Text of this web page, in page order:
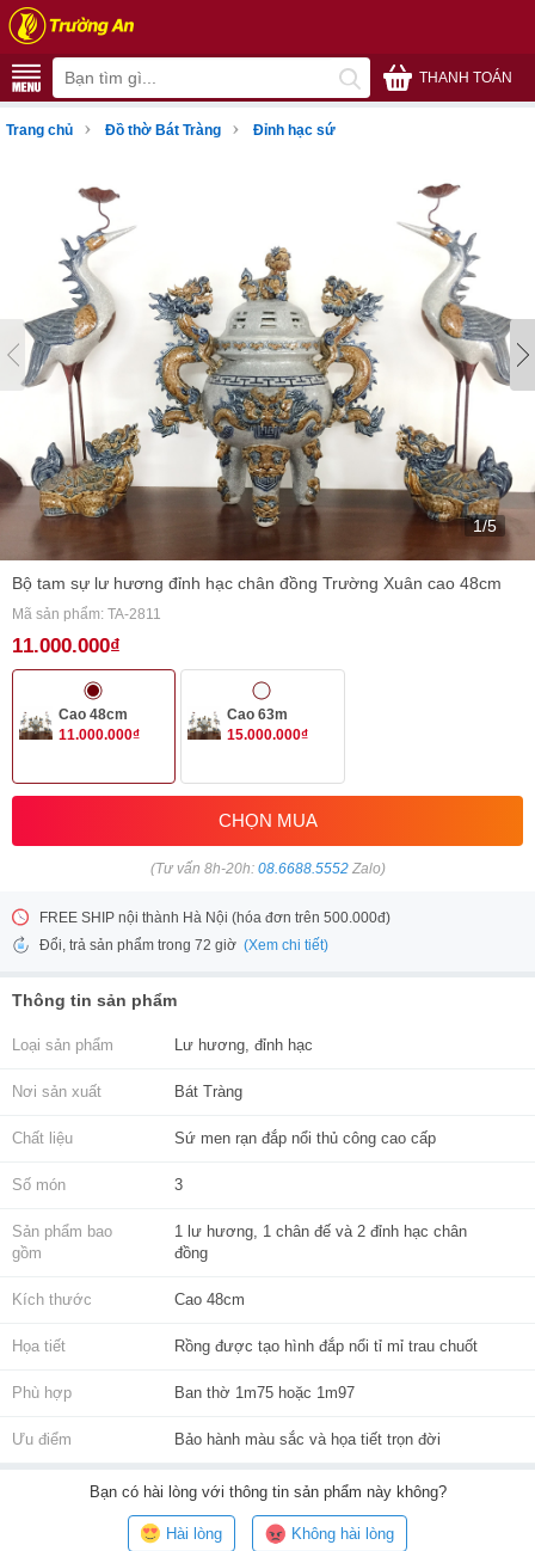
THANH TOÁN
Trang chủ › Đồ thờ Bát Tràng › Đỉnh hạc sứ
1/5
Bộ tam sự lư hương đỉnh hạc chân đồng Trường Xuân cao 48cm
Mã sản phẩm: TA-2811
11.000.000₫
Cao 48cm
11.000.000₫
Cao 63m
15.000.000₫
CHỌN MUA
(Tư vấn 8h-20h: 08.6688.5552Zalo)
FREE SHIP nội thành Hà Nội (hóa đơn trên 500.000đ)
Đổi, trả sản phẩm trong 72 giờ (Xem chi tiết)
Thông tin sản phẩm
Loại sản phẩm Lư hương, đỉnh hạc
Nơi sản xuất Bát Tràng
Chất liệu Sứ men rạn đắp nổi thủ công cao cấp
Số món 3
Sản phẩm bao
gồm
1 lư hương, 1 chân đế và 2 đỉnh hạc chân
đồng
Kích thước Cao 48cm
Họa tiết Rồng được tạo hình đắp nổi tỉ mỉ trau chuốt
Phù hợp Ban thờ 1m75 hoặc 1m97
Ưu điểm Bảo hành màu sắc và họa tiết trọn đời
Bạncó hài lòng với thông tin sản phẩm này không?
Hài lòng Không hài lòng